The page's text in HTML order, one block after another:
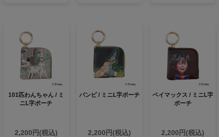
101匹わんちゃん / ミ
ニL字ポーチ
2,200円(税込)
バンビ / ミニL字ポーチ
2,200円(税込)
ベイマックス / ミニL字
ポーチ
2,200円(税込)